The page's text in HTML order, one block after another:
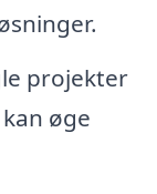
projekter
øge